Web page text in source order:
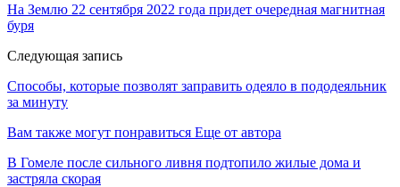
На Землю 22 сентября 2022 года придет очередная магнитная
буря
Следующая запись
Способы, которые позволят заправить одеяло в пододеяльник
за минуту
Вам также могут понравиться Еще от автора
В Гомеле после сильного ливня подтопило жилые дома и
застряла скорая